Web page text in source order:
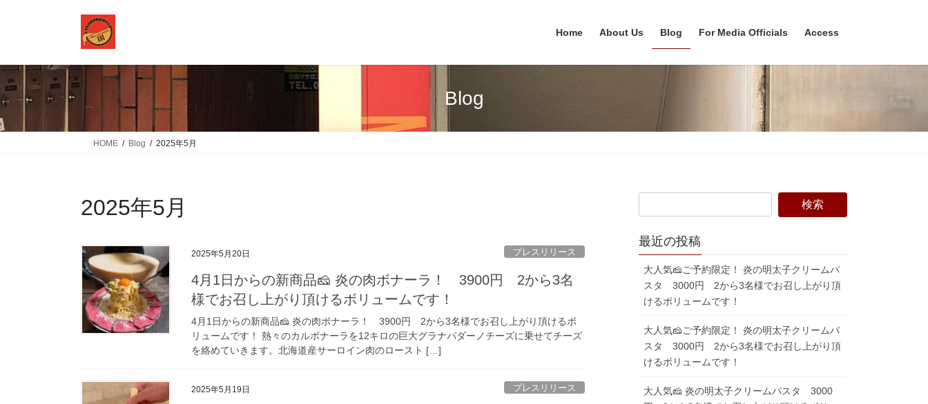
ツ
に
移
動
シ
ョ
ン
に
Home About Us Blog For Media Officials Access
Blog
HOME Blog 2025年5月
2025年5月
2025年5月20日 プレスリリース
4月1日からの新商品🧀 炎の肉ボナーラ！ 3900円 2から3名
様でお召し上がり頂けるボリュームです！
4月1日からの新商品🧀 炎の肉ボナーラ！ 3900円 2から3名様でお召し上がり頂けるボ
リュームです！ 熱々のカルボナーラを12キロの巨大グラナパダーノチーズに乗せてチーズ
を絡めていきます。北海道産サーロイン肉のロースト […]
2025年5月19日 プレスリリース
最近の投稿
大人気🧀ご予約限定！ 炎の明太子クリームパ
スタ 3000円 2から3名様でお召し上がり頂
けるボリュームです！
大人気🧀ご予約限定！ 炎の明太子クリームパ
スタ 3000円 2から3名様でお召し上がり頂
けるボリュームです！
大人気🧀 炎の明太子クリームパスタ 3000